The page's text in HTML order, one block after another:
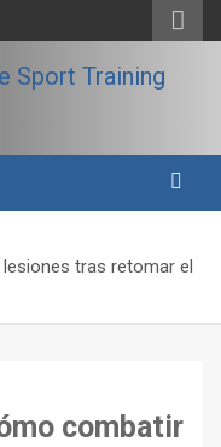
tras retomar el
combatir